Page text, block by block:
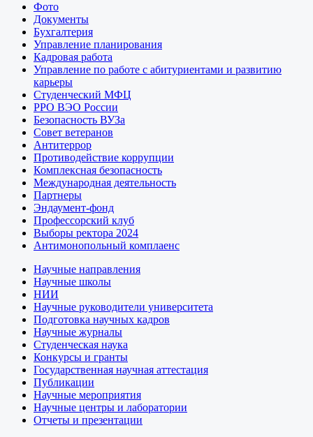
Фото
Документы
Бухгалтерия
Управление планирования
Кадровая работа
Управление по работе с абитуриентами и развитию
карьеры
Студенческий МФЦ
РРО ВЭО России
Безопасность ВУЗа
Совет ветеранов
Антитеррор
Противодействие коррупции
Комплексная безопасность
Международная деятельность
Партнеры
Эндаумент-фонд
Профессорский клуб
Выборы ректора 2024
Антимонопольный комплаенс
Научные направления
Научные школы
НИИ
Научные руководители университета
Подготовка научных кадров
Научные журналы
Студенческая наука
Конкурсы и гранты
Государственная научная аттестация
Публикации
Научные мероприятия
Научные центры и лаборатории
Отчеты и презентации